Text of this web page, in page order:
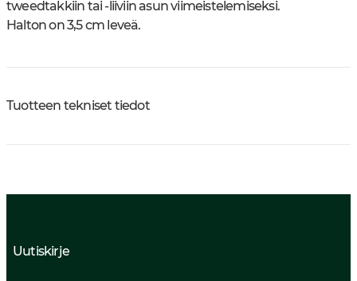
tweedtakkiin tai -liiviin asun viimeistelemiseksi.
Halton on 3,5 cm leveä.
Tuotteen tekniset tiedot
Uutiskirje